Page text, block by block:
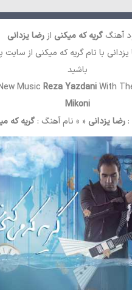
آهنگ گریه که میکنی ازرضا یزدانی
با نام گریه که میکنی از سایت
باشید
Music Reza YazdaniWith
Mikoni
:رضا یزدانی « » نام آهنگ :گریه که